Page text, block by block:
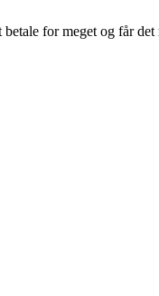
for meget og får